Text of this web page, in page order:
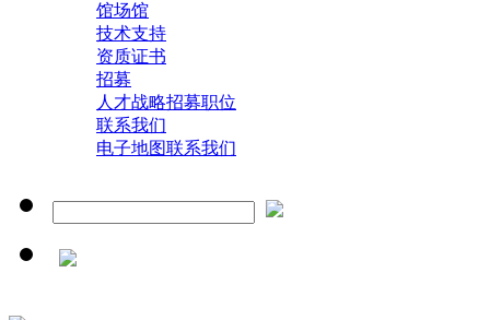
馆场馆
技术支持
资质证书
招募
人才战略招募职位
联系我们
电子地图联系我们